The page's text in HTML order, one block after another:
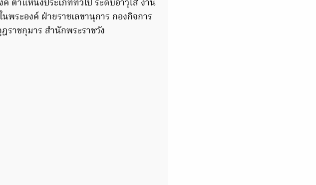
ตำแหน่งประเภททั่วไป ระดับอาวุโส งาน
พระองค์ ฝ่ายราชเลขานุการ กองกิจการ
ราชกุมาร สำนักพระราชวัง